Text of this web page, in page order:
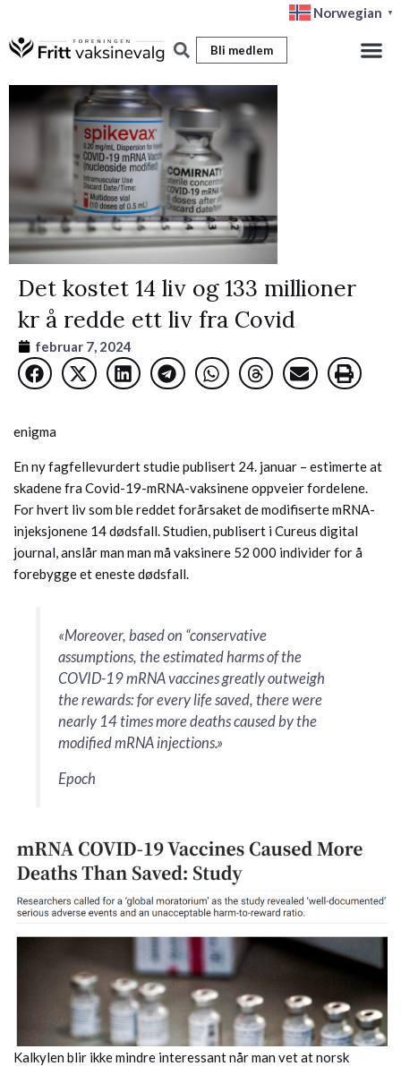
til
Norwegian ▼
Bli medlem
Det kostet 14 liv og 133 millioner
kr å redde ett liv fra Covid
februar 7, 2024
enigma
En ny fagfellevurdert studie publisert 24. januar – estimerte at
skadene fra Covid-19-mRNA-vaksinene oppveier fordelene.
For hvert liv som ble reddet forårsaket de modifiserte mRNA-
injeksjonene 14 dødsfall. Studien, publisert i Cureus digital
journal, anslår man man må vaksinere 52 000 individer for å
forebygge et eneste dødsfall.
«Moreover, based on “conservative
assumptions, the estimated harms of the
COVID-19 mRNA vaccines greatly outweigh
the rewards: for every life saved, there were
nearly 14 times more deaths caused by the
modified mRNA injections.»
Epoch
Kalkylen blir ikke mindre interessant når man vet at norsk